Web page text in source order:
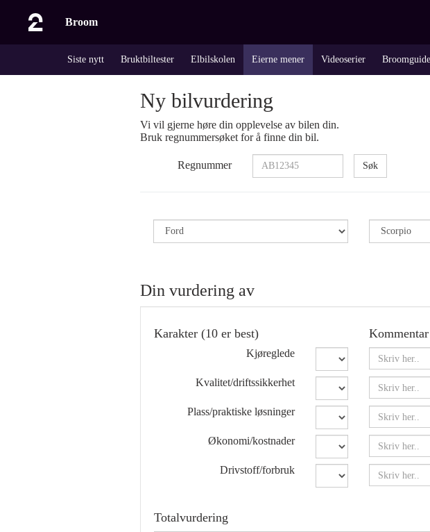
Broom
Siste nytt Bruktbiltester Elbilskolen Eierne mener Videoserier
Ny bilvurdering
Vi vil gjerne høre din opplevelse av bilen din.
Bruk regnummersøket for å finne din bil.
Regnummer Søk
Din vurdering av
Karakter (10 er best) Kommentar
Kjøreglede
Kvalitet/driftssikkerhet
Plass/praktiske løsninger
Økonomi/kostnader
Drivstoff/forbruk
Totalvurdering